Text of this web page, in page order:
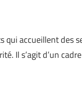
qui accueillent des
Il s’agit d’un